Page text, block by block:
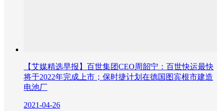
【艾媒精选早报】百世集团CEO周韶宁：百世快运最快
将于2022年完成上市；保时捷计划在德国图宾根市建造
电池厂
2021-04-26